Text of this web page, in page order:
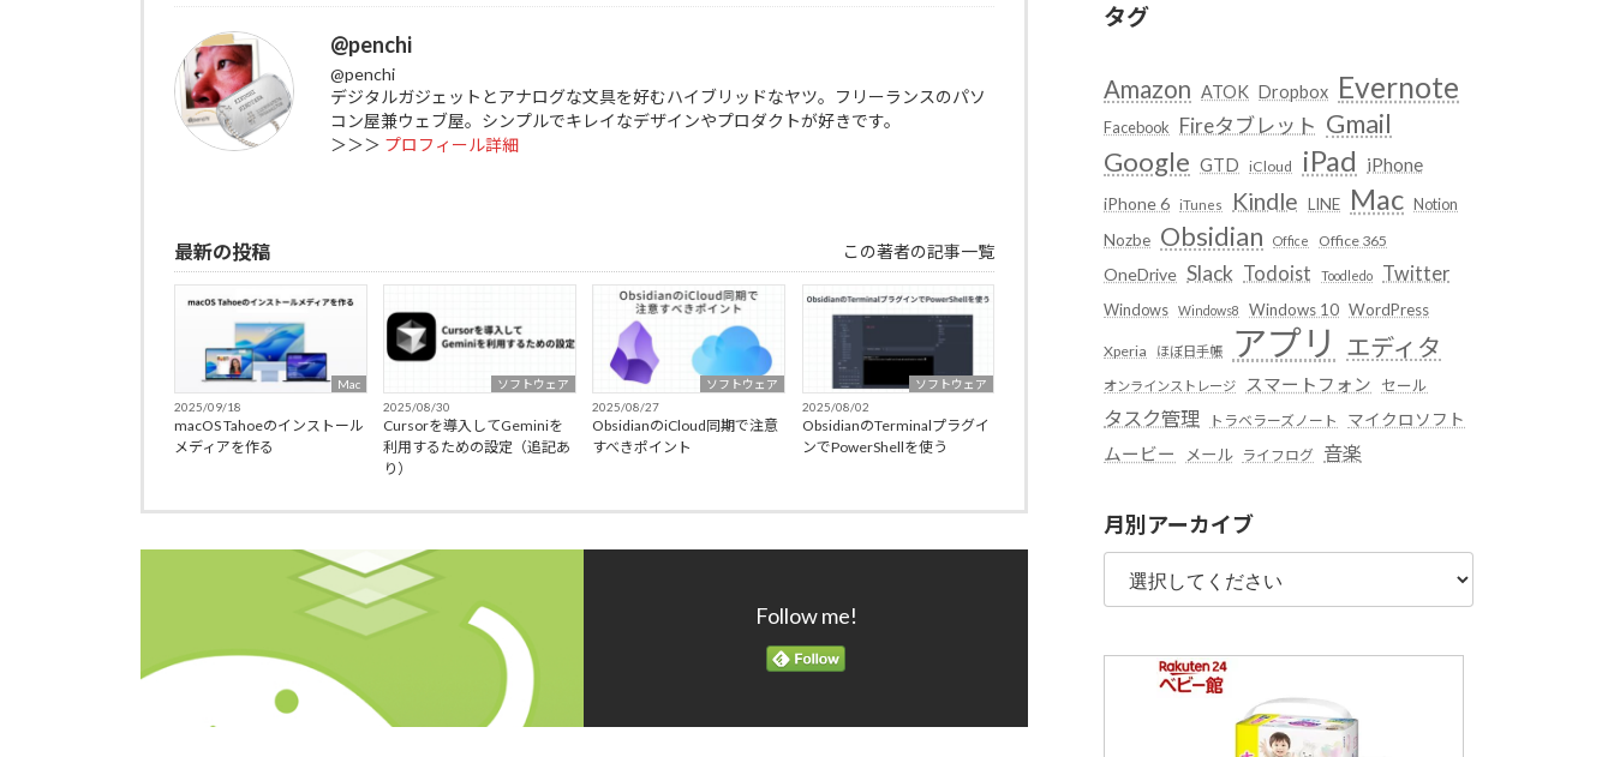
@penchi
@penchi
デジタルガジェットとアナログな文具を好むハイブリッドなヤツ。フリーランスのパソ
コン屋兼ウェブ屋。シンプルでキレイなデザインやプロダクトが好きです。
＞＞＞ プロフィール詳細
最新の投稿 この著者の記事一覧
Mac
2025/09/18
macOS Tahoeのインストール
メディアを作る
ソフトウェア
2025/08/30
Cursorを導入してGeminiを
利用するための設定（追記あ
り）
ソフトウェア
2025/08/27
ObsidianのiCloud同期で注意
すべきポイント
ソフトウェア
2025/08/02
ObsidianのTerminalプラグイ
ンでPowerShellを使う
Follow me!
タグ
Amazon ATOK Dropbox Evernote
Facebook Fireタブレット Gmail
Google GTD iCloud iPad iPhone
iPhone 6 iTunes Kindle LINE Mac Notion
Nozbe Obsidian Office Office 365
OneDrive Slack Todoist Toodledo Twitter
Windows Windows8 Windows 10 WordPress
Xperia ほぼ日手帳 アプリ エディタ
オンラインストレージ スマートフォン セール
タスク管理 トラベラーズノート マイクロソフト
ムービー メール ライフログ 音楽
月別アーカイブ